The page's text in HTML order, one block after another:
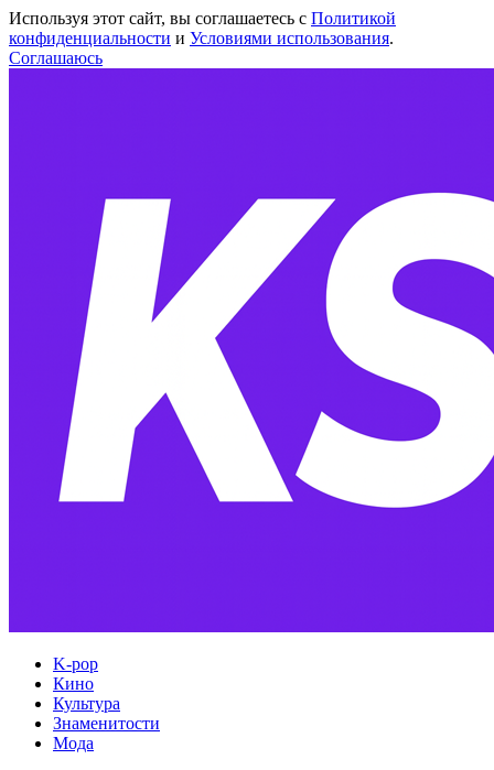
Используя этот сайт, вы соглашаетесь с Политикой
конфиденциальности и Условиями использования.
Соглашаюсь
K-pop
Кино
Культура
Знаменитости
Мода